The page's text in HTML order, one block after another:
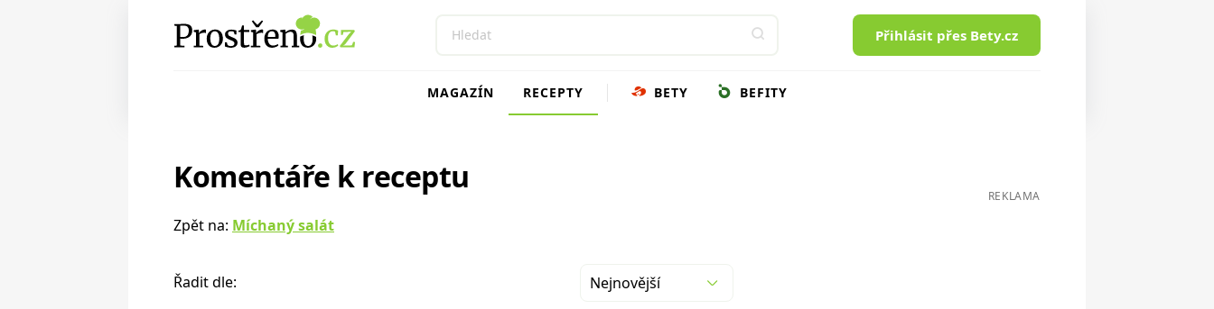
Přihlásit přes Bety.cz
MAGAZÍN RECEPTY BETY BEFITY
Komentáře k receptu
Zpět na: Míchaný salát
Řadit dle: Nejnovější
REKLAMA